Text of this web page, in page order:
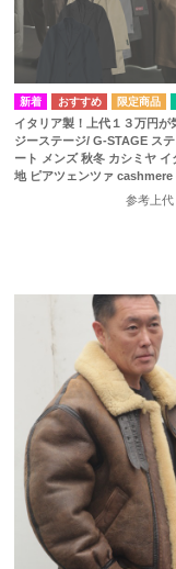
イタリア製！上代１３万円
ジーステージ/ G-STAGE ス
ート メンズ 秋冬 カシミヤ イ
地 ピアツェンツァ cashmere
参考上代